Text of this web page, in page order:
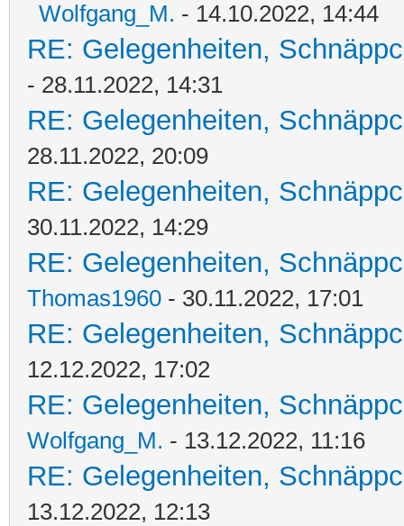
Wolfgang_M. - 14.10.2022, 14:44
RE: Gelegenheiten,
- 28.11.2022, 14:31
RE: Gelegenheiten,
28.11.2022, 20:09
RE: Gelegenheiten,
30.11.2022, 14:29
RE: Gelegenheiten,
Thomas1960 - 30.11.2022, 17:01
RE: Gelegenheiten,
12.12.2022, 17:02
RE: Gelegenheiten,
Wolfgang_M. - 13.12.2022, 11:16
RE: Gelegenheiten,
13.12.2022, 12:13